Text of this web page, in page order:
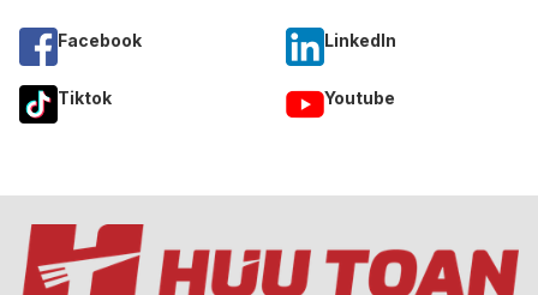
Facebook Linkedln
Tiktok Youtube